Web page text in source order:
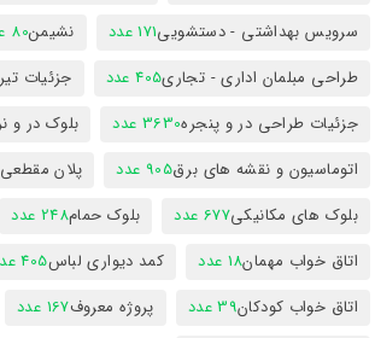
سرویس بهداشتی - دستشویی171 عدد نشیمن80 عدد
طراحی مبلمان اداری - تجاری405 عدد جزئیات تیر
جزئیات طراحی در و پنجره3630 عدد بلوک در و
اتوماسیون و نقشه های برق905 عدد پلان مقطعی
بلوک های مکانیکی677 عدد بلوک حمام248 عدد
اتاق خواب مهمان18 عدد کمد دیواری لباس405 عدد
اتاق خواب کودکان39 عدد پروژه معروف167 عدد